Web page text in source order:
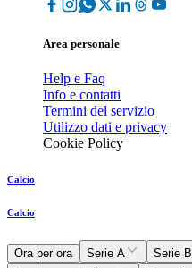
Area personale
Help e Faq
Info e contatti
Termini del servizio
Utilizzo dati e privacy
Cookie Policy
Calcio
Calcio
Ora per ora Serie A Serie B